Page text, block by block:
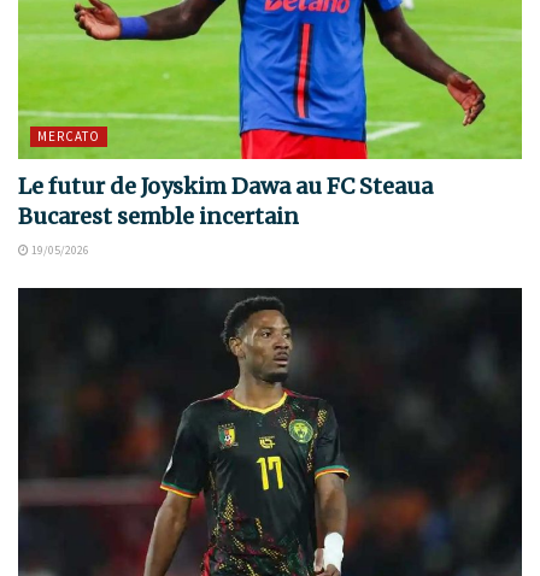
MERCATO
Le futur de Joyskim Dawa au FC Steaua
Bucarest semble incertain
19/05/2026